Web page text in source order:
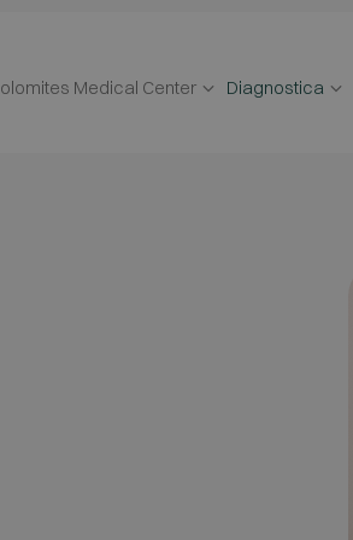
Medical Center Diagnostica